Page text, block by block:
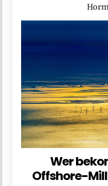
Wer
Offshore-